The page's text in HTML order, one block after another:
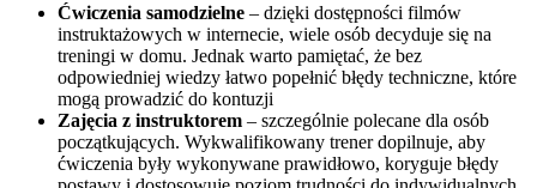
Ćwiczenia samodzielne – dzięki dostępności filmów
instruktażowych w internecie, wiele osób decyduje się na
treningi w domu. Jednak warto pamiętać, że bez
odpowiedniej wiedzy łatwo popełnić błędy techniczne, które
mogą prowadzić do kontuzji
Zajęcia z instruktorem – szczególnie polecane dla osób
początkujących. Wykwalifikowany trener dopilnuje, aby
ćwiczenia były wykonywane prawidłowo, koryguje błędy